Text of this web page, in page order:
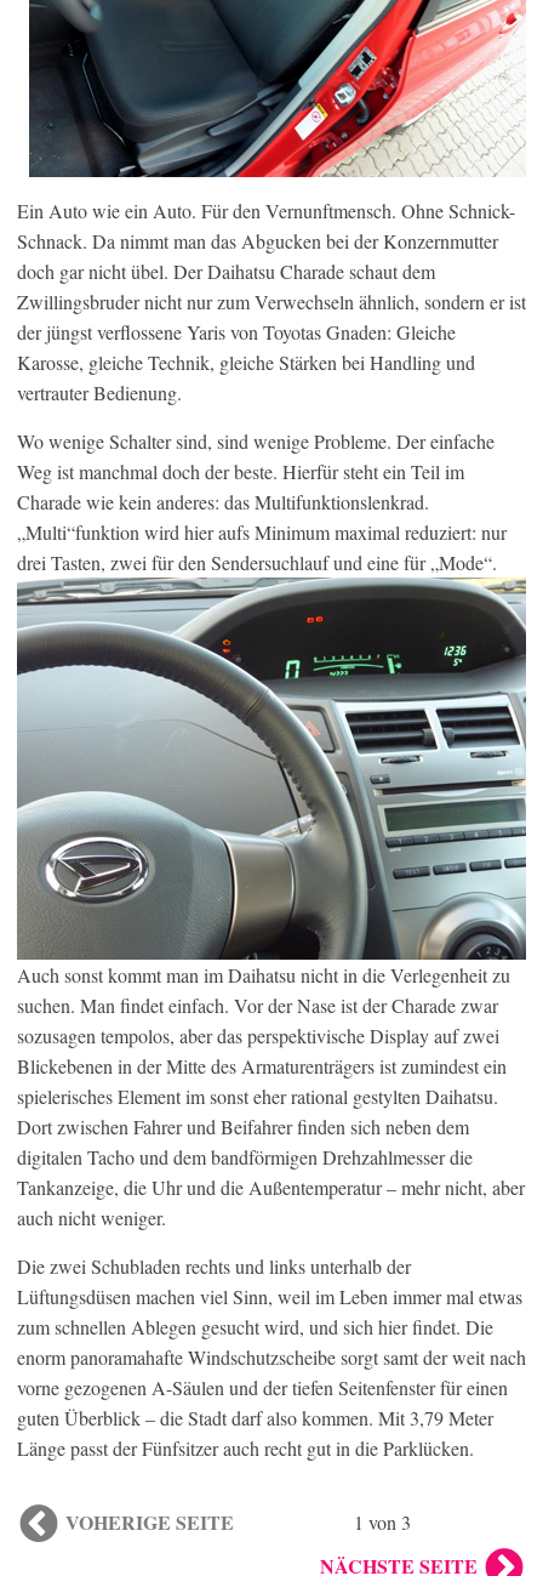
Ein Auto wie ein Auto. Für den Vernunftmensch. Ohne Schnick-
Schnack. Da nimmt man das Abgucken bei der Konzernmutter
doch gar nicht übel. Der Daihatsu Charade schaut dem
Zwillingsbruder nicht nur zum Verwechseln ähnlich, sondern er ist
der jüngst verflossene Yaris von Toyotas Gnaden: Gleiche
Karosse, gleiche Technik, gleiche Stärken bei Handling und
vertrauter Bedienung.
Wo wenige Schalter sind, sind wenige Probleme. Der einfache
Weg ist manchmal doch der beste. Hierfür steht ein Teil im
Charade wie kein anderes: das Multifunktionslenkrad.
„Multi“funktion wird hier aufs Minimum maximal reduziert: nur
drei Tasten, zwei für den Sendersuchlauf und eine für „Mode“.
Auch sonst kommt man im Daihatsu nicht in die Verlegenheit zu
suchen. Man findet einfach. Vor der Nase ist der Charade zwar
sozusagen tempolos, aber das perspektivische Display auf zwei
Blickebenen in der Mitte des Armaturenträgers ist zumindest ein
spielerisches Element im sonst eher rational gestylten Daihatsu.
Dort zwischen Fahrer und Beifahrer finden sich neben dem
digitalen Tacho und dem bandförmigen Drehzahlmesser die
Tankanzeige, die Uhr und die Außentemperatur – mehr nicht, aber
auch nicht weniger.
Die zwei Schubladen rechts und links unterhalb der
Lüftungsdüsen machen viel Sinn, weil im Leben immer mal etwas
zum schnellen Ablegen gesucht wird, und sich hier findet. Die
enorm panoramahafte Windschutzscheibe sorgt samt der weit nach
vorne gezogenen A-Säulen und der tiefen Seitenfenster für einen
guten Überblick – die Stadt darf also kommen. Mit 3,79 Meter
Länge passt der Fünfsitzer auch recht gut in die Parklücken.
VOHERIGE SEITE 1 von 3
NÄCHSTE SEITE